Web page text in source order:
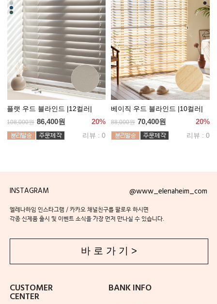
플랫 우드 블라인드 |12컬러|
108,000원 86,400원 20%
리뷰 : 0
베이직 우드 블라인드 |10컬러|
88,000원 70,400원 20%
리뷰 : 0
INSTAGRAM @www_elenaheim_com
엘레나하임 인스타그램 / 카카오 채널친구를 팔로우 하시면
각종 신제품 출시 및 이벤트 소식을 가장 먼저 만나실 수 있습니다.
바 로 가 기 >
CUSTOMER
CENTER
BANK INFO